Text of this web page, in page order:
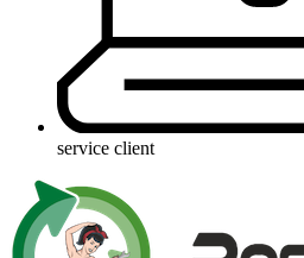
service client